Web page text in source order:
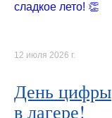
сладкое лето! 👏
12 июля 2026 г.
День цифры
в лагере!